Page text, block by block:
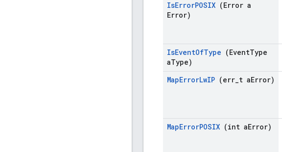
IsErrorPOSIX (Error a
Error)
IsEventOfType (EventType
aType)
MapErrorLwIP (err t aError)
MapErrorPOSIX (int aError)